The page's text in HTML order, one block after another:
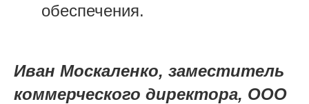
обеспечения.
Иван Москаленко, заместитель
коммерческого директора, ООО